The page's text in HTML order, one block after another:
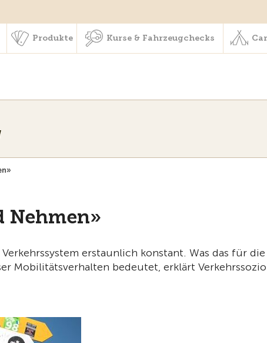
Produkte Kurse & Fahrzeugchecks
Nehmen»
erstaunlich konstant. Was das für die
Mobilitätsverhalten bedeutet, erklärt